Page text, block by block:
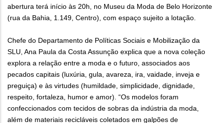
abertura terá início às 20h, no Museu da Moda de Belo Horizonte
(rua da Bahia, 1.149, Centro), com espaço sujeito a lotação.
Chefe do Departamento de Políticas Sociais e Mobilização da
SLU, Ana Paula da Costa Assunção explica que a nova coleção
explora a relação entre a moda e o futuro, associados aos
pecados capitais (luxúria, gula, avareza, ira, vaidade, inveja e
preguiça) e às virtudes (humildade, simplicidade, dignidade,
respeito, fortaleza, humor e amor). “Os modelos foram
confeccionados com tecidos de sobras da indústria da moda,
além de materiais recicláveis coletados em galpões de